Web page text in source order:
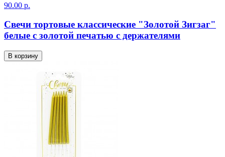
90.00 р.
Свечи тортовые классические "Золотой Зигзаг"
белые с золотой печатью с держателями
В корзину